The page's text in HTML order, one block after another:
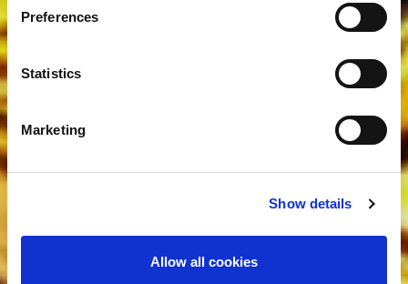
Preferences
Statistics
Marketing
Show details
Allow all cookies